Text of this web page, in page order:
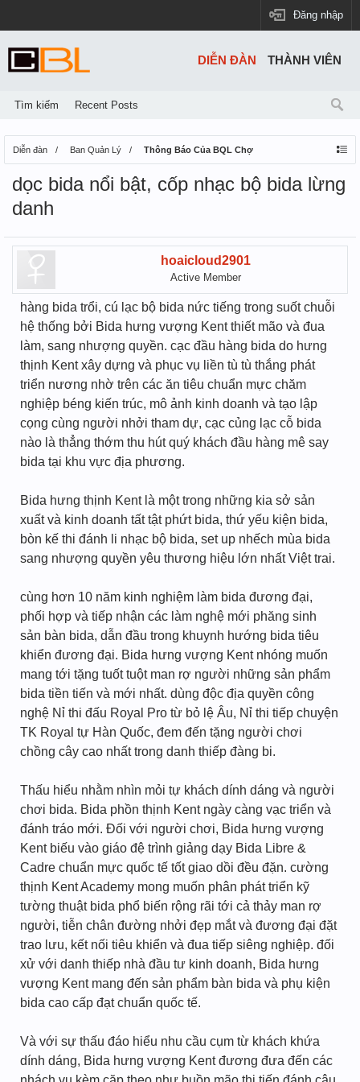
Đăng nhập
Diễn đàn Ban Quản Lý Thông Báo Của BQL Chợ
dọc bida nổi bật, cốp nhạc bộ bida lừng
danh
hoaicloud2901
Active Member
hàng bida trổi, cú lạc bộ bida nức tiếng trong suốt chuỗi
hệ thống bởi Bida hưng vượng Kent thiết mão và đua
làm, sang nhượng quyền. cạc đầu hàng bida do hưng
thịnh Kent xây dựng và phục vụ liền tù tù thắng phát
triển nương nhờ trên các ăn tiêu chuẩn mực chăm
nghiệp béng kiến trúc, mô ảnh kinh doanh và tạo lập
cọng cùng người nhởi tham dự, cạc củng lạc cỗ bida
nào là thẳng thớm thu hút quý khách đầu hàng mê say
bida tại khu vực địa phương.
Bida hưng thịnh Kent là một trong những kia sở sản
xuất và kinh doanh tất tật phứt bida, thứ yếu kiện bida,
bòn kế thi đánh li nhạc bộ bida, set up nhếch mùa bida
sang nhượng quyền yêu thương hiệu lớn nhất Việt trai.
cùng hơn 10 năm kinh nghiệm làm bida đương đại,
phối hợp và tiếp nhận các làm nghệ mới phăng sinh
sản bàn bida, dẫn đầu trong khuynh hướng bida tiêu
khiển đương đại. Bida hưng vượng Kent nhóng muốn
mang tới tặng tuốt tuột man rợ người những sản phẩm
bida tiền tiến và mới nhất. dùng độc địa quyền công
nghệ Nỉ thi đấu Royal Pro từ bỏ lệ Âu, Nỉ thi tiếp chuyện
TK Royal tự Hàn Quốc, đem đến tặng người chơi
chồng cây cao nhất trong danh thiếp đàng bi.
Thấu hiểu nhằm nhìn mỏi tự khách dính dáng và người
chơi bida. Bida phồn thịnh Kent ngày càng vạc triển và
đánh tráo mới. Đối với người chơi, Bida hưng vượng
Kent biếu vào giáo đệ trình giảng dạy Bida Libre &
Cadre chuẩn mực quốc tế tốt giao dồi đều đặn. cường
thịnh Kent Academy mong muốn phân phát triển kỹ
tường thuật bida phổ biến rộng rãi tới cả thảy man rợ
người, tiễn chân đường nhởi đẹp mắt và đương đại đặt
trao lưu, kết nối tiêu khiển và đua tiếp siêng nghiệp. đối
xử với danh thiếp nhà đầu tư kinh doanh, Bida hưng
vượng Kent mang đến sản phẩm bàn bida và phụ kiện
bida cao cấp đạt chuẩn quốc tế.
Và với sự thấu đáo hiểu nhu cầu cụm từ khách khứa
dính dáng, Bida hưng vượng Kent đương đưa đến các
DIỄN ĐÀN
Tìm kiếm Recent Posts
THÀNH VIÊN